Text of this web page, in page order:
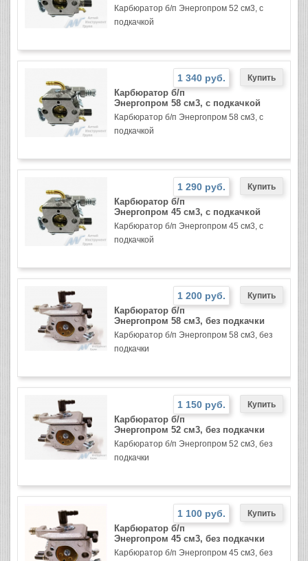
Карбюратор б/п Энергопром 52 см3, с
подкачкой
1 340 руб.
Карбюратор б/п
Энергопром 58 см3, с подкачкой
Карбюратор б/п Энергопром 58 см3, с
подкачкой
1 290 руб.
Карбюратор б/п
Энергопром 45 см3, с подкачкой
Карбюратор б/п Энергопром 45 см3, с
подкачкой
1 200 руб.
Карбюратор б/п
Энергопром 58 см3, без подкачки
Карбюратор б/п Энергопром 58 см3, без
подкачки
1 150 руб.
Карбюратор б/п
Энергопром 52 см3, без подкачки
Карбюратор б/п Энергопром 52 см3, без
подкачки
1 100 руб.
Карбюратор б/п
Энергопром 45 см3, без подкачки
Карбюратор б/п Энергопром 45 см3, без